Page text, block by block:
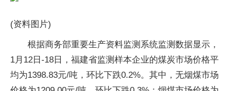
(资料图片)
根据商务部重要生产资料监测系统监测数据显示，
1月12日-18日，福建省监测样本企业的煤炭市场价格平
均为1398.83元/吨，环比下跌0.2%。其中，无烟煤市场